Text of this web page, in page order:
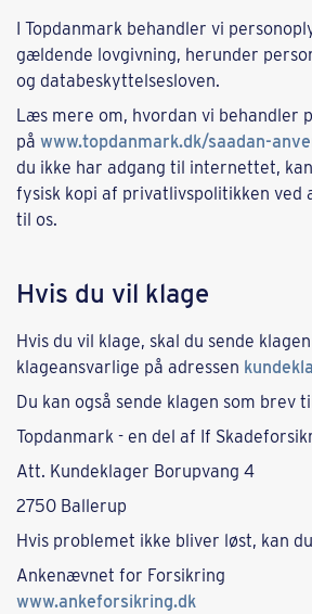
I Topdanmark behandler vi
gældende lovgivning, herunder
og databeskyttelsesloven.
Læs mere om, hvordan vi behandler
på www.topdanmark.dk/saadan-
du ikke har adgang til internettet,
fysisk kopi af privatlivspolitikken ved
til os.
Hvis du vil klage
Hvis du vil klage, skal du sende
klageansvarlige på adressen
Du kan også sende klagen som brev
Topdanmark - en del af If
Att. Kundeklager Borupvang 4
2750 Ballerup
Hvis problemet ikke bliver løst, kan
Ankenævnet for Forsikring
www.ankeforsikring.dk